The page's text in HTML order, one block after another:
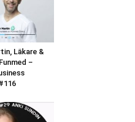
Läkare &
–